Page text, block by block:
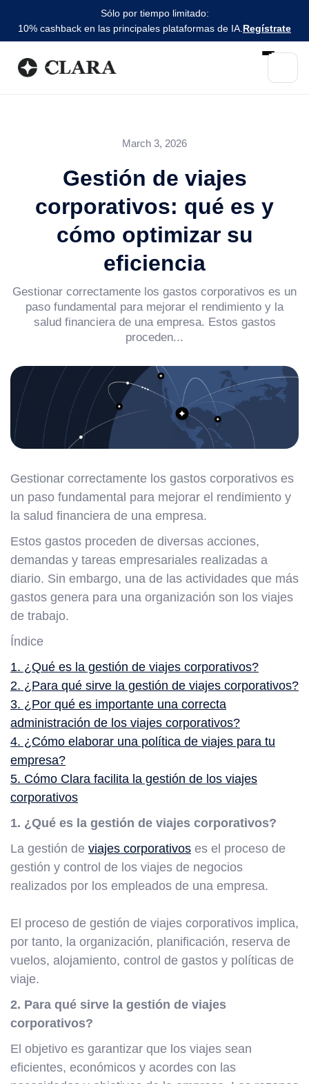
Sólo por tiempo limitado:
10% cashback en las principales plataformas de IA. Regístrate
March 3, 2026
Gestión de viajes
corporativos: qué es y
cómo optimizar su
eficiencia
Gestionar correctamente los gastos corporativos es un
paso fundamental para mejorar el rendimiento y la
salud financiera de una empresa. Estos gastos
proceden...
Gestionar correctamente los gastos corporativos es
un paso fundamental para mejorar el rendimiento y
la salud financiera de una empresa.
Estos gastos proceden de diversas acciones,
demandas y tareas empresariales realizadas a
diario. Sin embargo, una de las actividades que más
gastos genera para una organización son los viajes
de trabajo.
Índice
1. ¿Qué es la gestión de viajes corporativos?
2. ¿Para qué sirve la gestión de viajes corporativos?
3. ¿Por qué es importante una correcta
administración de los viajes corporativos?
4. ¿Cómo elaborar una política de viajes para tu
empresa?
5. Cómo Clara facilita la gestión de los viajes
corporativos
1. ¿Qué es la gestión de viajes corporativos?
La gestión de viajes corporativos es el proceso de
gestión y control de los viajes de negocios
realizados por los empleados de una empresa.
El proceso de gestión de viajes corporativos implica,
por tanto, la organización, planificación, reserva de
vuelos, alojamiento, control de gastos y políticas de
viaje.
2. Para qué sirve la gestión de viajes
corporativos?
El objetivo es garantizar que los viajes sean
eficientes, económicos y acordes con las